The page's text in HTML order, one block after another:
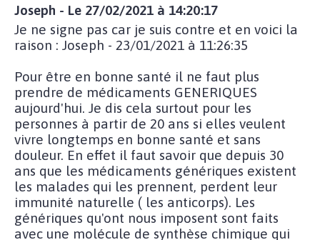
Joseph - Le 27/02/2021 à 14:20:17
Je ne signe pas car je suis contre et en voici la
raison : Joseph - 23/01/2021 à 11:26:35
Pour être en bonne santé il ne faut plus
prendre de médicaments GENERIQUES
aujourd'hui. Je dis cela surtout pour les
personnes à partir de 20 ans si elles veulent
vivre longtemps en bonne santé et sans
douleur. En effet il faut savoir que depuis 30
ans que les médicaments génériques existent
les malades qui les prennent, perdent leur
immunité naturelle ( les anticorps). Les
génériques qu'ont nous imposent sont faits
avec une molécule de synthèse chimique qui